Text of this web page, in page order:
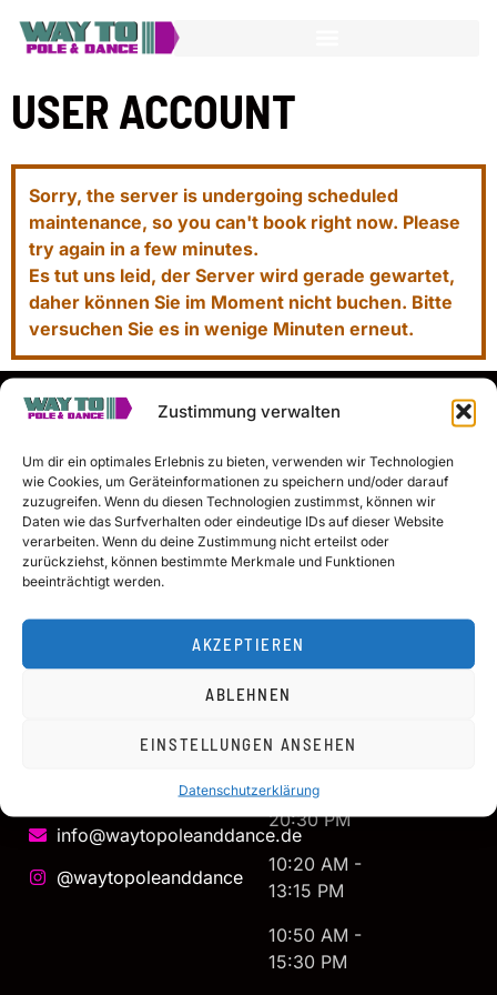
Zustimmung verwalten
Um dir ein optimales Erlebnis zu bieten, verwenden wir Technologien
wie Cookies, um Geräteinformationen zu speichern und/oder darauf
zuzugreifen. Wenn du diesen Technologien zustimmst, können wir
Daten wie das Surfverhalten oder eindeutige IDs auf dieser Website
verarbeiten. Wenn du deine Zustimmung nicht erteilst oder
zurückziehst, können bestimmte Merkmale und Funktionen
beeinträchtigt werden.
AKZEPTIEREN
ABLEHNEN
EINSTELLUNGEN ANSEHEN
Datenschutzerklärung
USER ACCOUNT
Sorry, the server is undergoing scheduled
maintenance, so you can't book right now. Please
try again in a few minutes.
Es tut uns leid, der Server wird gerade gewartet,
daher können Sie im Moment nicht buchen. Bitte
versuchen Sie es in wenige Minuten erneut.
Way to
Pole &
Dance
Studio
info@waytopoleanddance.de
@waytopoleanddance
Sitemap
Main page
Book
General
Datenschuterklärung
Impressum
Widerrufsbelehrung
Working
hours
17:00 AM -
21:00 PM
12:00 AM -
21:00 PM
21:00 PM
12:00 AM -
20:30 PM
10:20 AM -
13:15 PM
10:50 AM -
15:30 PM
Social Media
Subscribe if
you would
like to
receive
information
school and